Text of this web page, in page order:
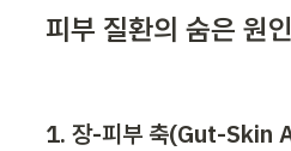
피부 질환의 숨은 원
1. 장-피부 축(Gut-Skin